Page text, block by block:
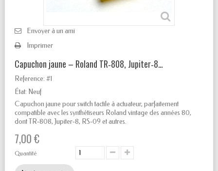
Envoyer à un ami
Imprimer
Capuchon jaune – Roland TR‑808, Jupiter‑8…
Reference: #1
État: Neuf
Capuchon jaune pour switch tactile à actuateur, parfaitement
compatible avec les synthétiseurs Roland vintage des années 80,
dont TR‑808, Jupiter‑8, RS‑09 et autres.
7,00 €
Quantité